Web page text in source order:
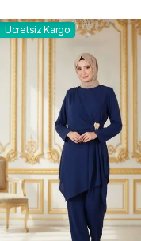
Ücretsiz Kargo